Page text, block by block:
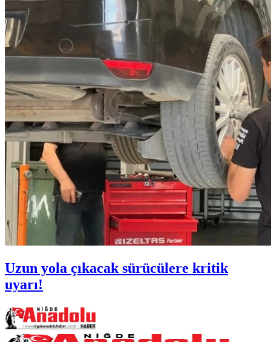
Uzun yola çıkacak sürücülere kritik
uyarı!